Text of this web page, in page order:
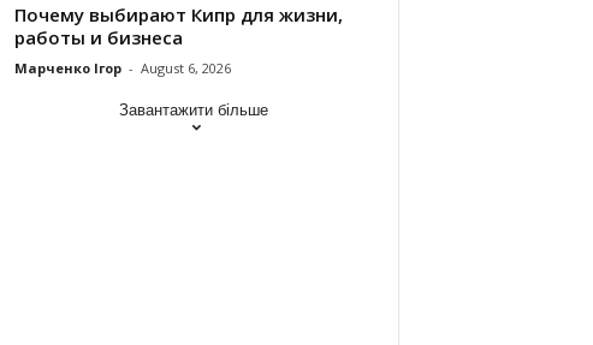
Почему выбирают Кипр для жизни,
работы и бизнеса
Марченко Ігор - August 6, 2026
Завантажити більше